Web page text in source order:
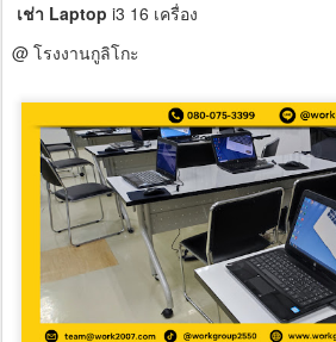
เช่า Laptop i3 16 เครื่อง
@ โรงงานกูลิโกะ